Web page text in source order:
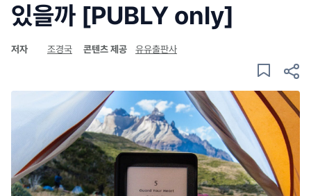
있을까 [PUBLY only]
저자 조경국 콘텐츠 제공 유유출판사